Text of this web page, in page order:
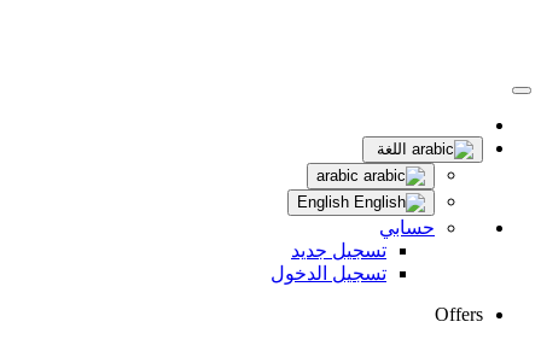
اللغة
حسابي
تسجيل جديد
تسجيل الدخول
Offers